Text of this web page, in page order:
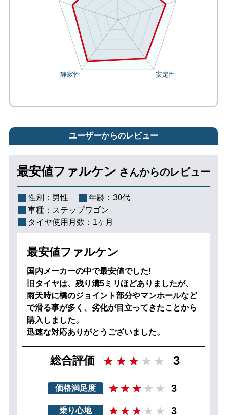
ユーザーからのレビュー
最安値ファルケン さんからのレビュー
性別： 男性 年齢： 30代
車種： ステップワゴン
タイヤ使用月数： 1ヶ月
最安値ファルケン
国内メーカーの中で最安値でした!
旧タイヤは、残り溝5ミリほどありましたが、
雨天時に橋のジョイント部分やマンホールなど
で滑る事が多く、劣化が目立ってきたことから
購入しました。
迅速な対応ありがとうございました。
総合評価 3
価格満足度 3
乗り心地 3